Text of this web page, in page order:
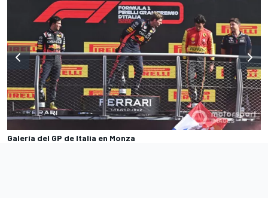
Galería del GP de Italia en Monza